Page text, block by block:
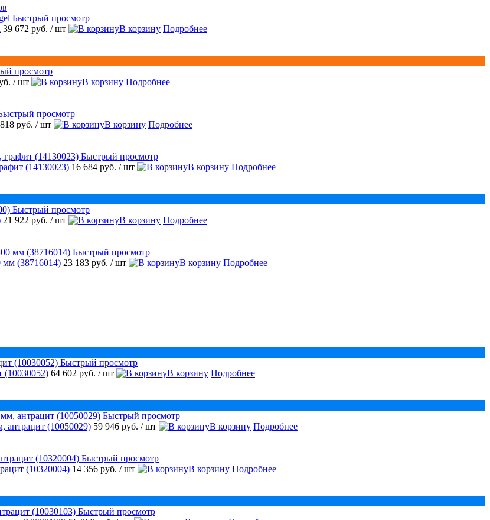
Быстрый просмотр
39 672 руб. / шт В корзину Подробнее
просмотр
/ шт В корзину Подробнее
просмотр
руб. / шт В корзину Подробнее
Быстрый просмотр
(14130023) 16 684 руб. / шт В корзину Подробнее
Быстрый просмотр
21 922 руб. / шт В корзину Подробнее
Быстрый просмотр
мм (38716014) 23 183 руб. / шт В корзину Подробнее
Быстрый просмотр
(10030052) 64 602 руб. / шт В корзину Подробнее
Быстрый просмотр
антрацит (10050029) 59 946 руб. / шт В корзину Подробнее
Быстрый просмотр
(10320004) 14 356 руб. / шт В корзину Подробнее
Быстрый просмотр